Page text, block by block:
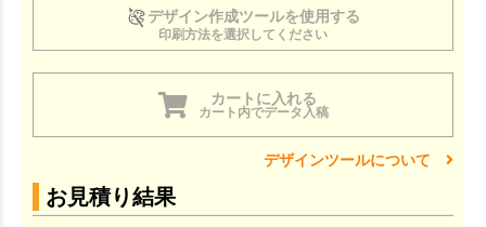
デザイン作成ツールを使用する
印刷方法を選択してください
カートに入れる
カート内でデータ入稿
デザインツールについて
お見積り結果